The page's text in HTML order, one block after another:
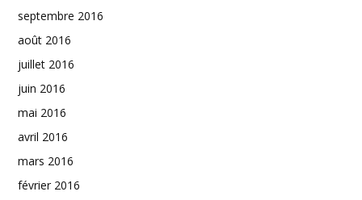
septembre 2016
août 2016
juillet 2016
juin 2016
mai 2016
avril 2016
mars 2016
février 2016